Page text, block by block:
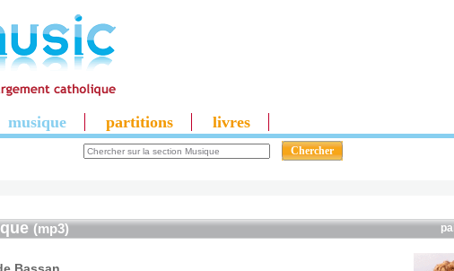
musique partitions livres
(mp3)